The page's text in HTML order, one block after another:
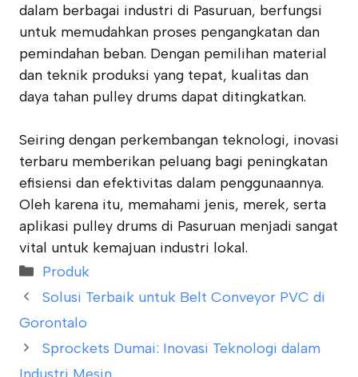
dalam berbagai industri di Pasuruan, berfungsi
untuk memudahkan proses pengangkatan dan
pemindahan beban. Dengan pemilihan material
dan teknik produksi yang tepat, kualitas dan
daya tahan pulley drums dapat ditingkatkan.
Seiring dengan perkembangan teknologi, inovasi
terbaru memberikan peluang bagi peningkatan
efisiensi dan efektivitas dalam penggunaannya.
Oleh karena itu, memahami jenis, merek, serta
aplikasi pulley drums di Pasuruan menjadi sangat
vital untuk kemajuan industri lokal.
Categories
Produk
Solusi Terbaik untuk Belt Conveyor PVC di
Gorontalo
Sprockets Dumai: Inovasi Teknologi dalam